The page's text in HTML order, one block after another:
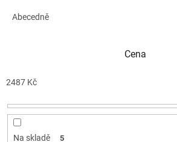
o
u
Abecedně
Cena
2487 Kč
Na skladě 5